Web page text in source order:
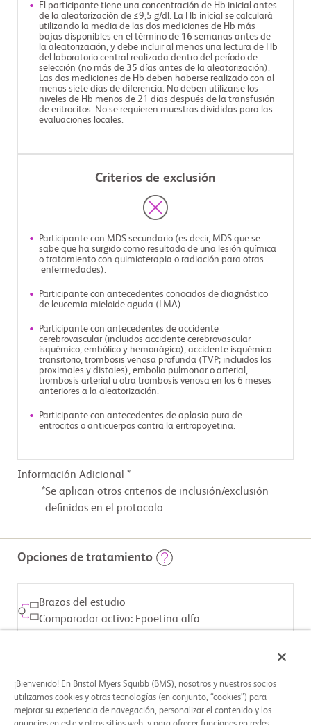
El participante tiene una concentración de Hb inicial antes
de la aleatorización de ≤9,5 g/dl. La Hb inicial se calculará
utilizando la media de las dos mediciones de Hb más
bajas disponibles en el término de 16 semanas antes de
la aleatorización, y debe incluir al menos una lectura de Hb
del laboratorio central realizada dentro del período de
selección (no más de 35 días antes de la aleatorización).
Las dos mediciones de Hb deben haberse realizado con al
menos siete días de diferencia. No deben utilizarse los
niveles de Hb menos de 21 días después de la transfusión
de eritrocitos. No se requieren muestras divididas para las
evaluaciones locales.
Criterios de exclusión
Participante con MDS secundario (es decir, MDS que se
sabe que ha surgido como resultado de una lesión química
o tratamiento con quimioterapia o radiación para otras
enfermedades).
Participante con antecedentes conocidos de diagnóstico
de leucemia mieloide aguda (LMA).
Participante con antecedentes de accidente
cerebrovascular (incluidos accidente cerebrovascular
isquémico, embólico y hemorrágico), accidente isquémico
transitorio, trombosis venosa profunda (TVP; incluidos los
proximales y distales), embolia pulmonar o arterial,
trombosis arterial u otra trombosis venosa en los 6 meses
anteriores a la aleatorización.
Participante con antecedentes de aplasia pura de
eritrocitos o anticuerpos contra la eritropoyetina.
Información Adicional *
Se aplican otros criterios de inclusión/exclusión
definidos en el protocolo.
Opciones de tratamiento
Brazos del estudio
Comparador activo: Epoetina alfa
Brazos del estudio
¡Bienvenido! En Bristol Myers Squibb (BMS), nosotros y nuestros socios
utilizamos cookies y otras tecnologías (en conjunto, “cookies”) para
mejorar su experiencia de navegación, personalizar el contenido y los